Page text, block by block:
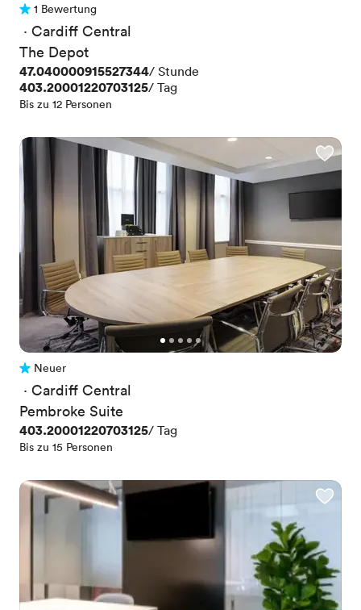
1 Bewertung
1 Bewertung
· Cardiff Central
The Depot
Preis
47.040000915527344/ Stunde
Preis
403.20001220703125/ Tag
Bis zu 12 Personen
Noch keine Bewertungen
Neuer
· Cardiff Central
Pembroke Suite
Preis
403.20001220703125/ Tag
Bis zu 15 Personen